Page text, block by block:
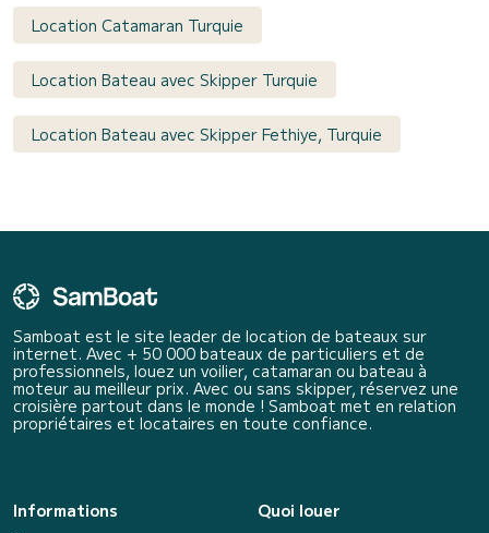
Location Catamaran Turquie
Location Bateau avec Skipper Turquie
Location Bateau avec Skipper Fethiye, Turquie
Samboat est le site leader de location de bateaux sur
internet. Avec + 50 000 bateaux de particuliers et de
professionnels, louez un voilier, catamaran ou bateau à
moteur au meilleur prix. Avec ou sans skipper, réservez une
croisière partout dans le monde ! Samboat met en relation
propriétaires et locataires en toute confiance.
Informations
Quoi louer